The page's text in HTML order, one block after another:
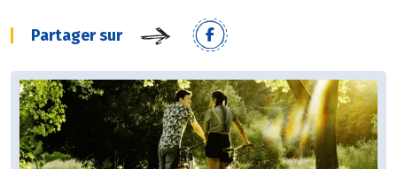
Partager sur